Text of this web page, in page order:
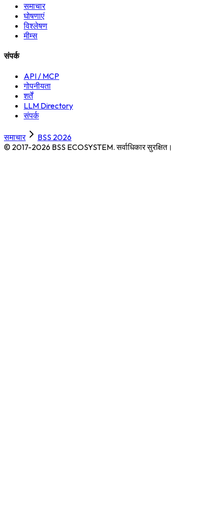
समाचार
घोषणाएं
विश्लेषण
मीम्स
संपर्क
API / MCP
गोपनीयता
शर्तें
LLM Directory
संपर्क
समाचार
BSS 2026
© 2017-2026 BSS ECOSYSTEM.सर्वाधिकार सुरक्षित।